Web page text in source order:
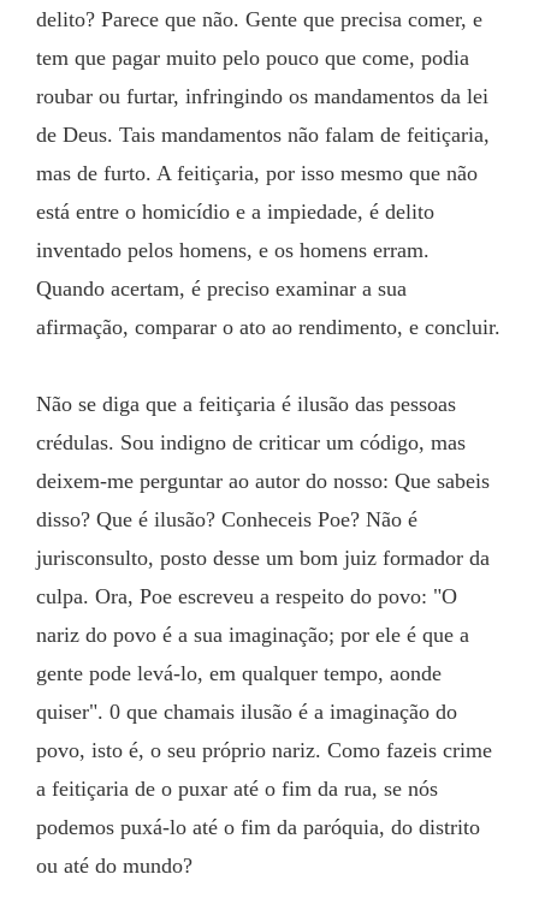
delito? Parece que não. Gente que precisa comer, e
tem que pagar muito pelo pouco que come, podia
roubar ou furtar, infringindo os mandamentos da lei
de Deus. Tais mandamentos não falam de feitiçaria,
mas de furto. A feitiçaria, por isso mesmo que não
está entre o homicídio e a impiedade, é delito
inventado pelos homens, e os homens erram.
Quando acertam, é preciso examinar a sua
afirmação, comparar o ato ao rendimento, e concluir.
Não se diga que a feitiçaria é ilusão das pessoas
crédulas. Sou indigno de criticar um código, mas
deixem-me perguntar ao autor do nosso: Que sabeis
disso? Que é ilusão? Conheceis Poe? Não é
jurisconsulto, posto desse um bom juiz formador da
culpa. Ora, Poe escreveu a respeito do povo: "O
nariz do povo é a sua imaginação; por ele é que a
gente pode levá-lo, em qualquer tempo, aonde
quiser". 0 que chamais ilusão é a imaginação do
povo, isto é, o seu próprio nariz. Como fazeis crime
a feitiçaria de o puxar até o fim da rua, se nós
podemos puxá-lo até o fim da paróquia, do distrito
ou até do mundo?